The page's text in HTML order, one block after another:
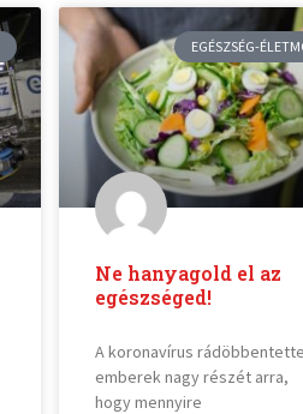
EGÉSZSÉG-
Ne hanyagold el az
egészséged!
A koronavírus
emberek nagy részét arra,
hogy mennyire